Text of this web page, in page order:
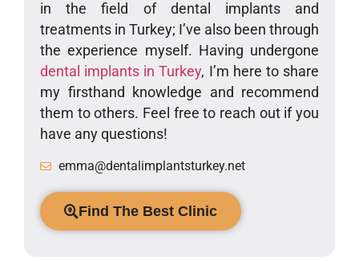
in the field of dental implants and
treatments in Turkey; I’ve also been through
the experience myself. Having undergone
dental implants in Turkey, I’m here to share
my firsthand knowledge and recommend
them to others. Feel free to reach out if you
have any questions!
emma@dentalimplantsturkey.net
Find The Best Clinic